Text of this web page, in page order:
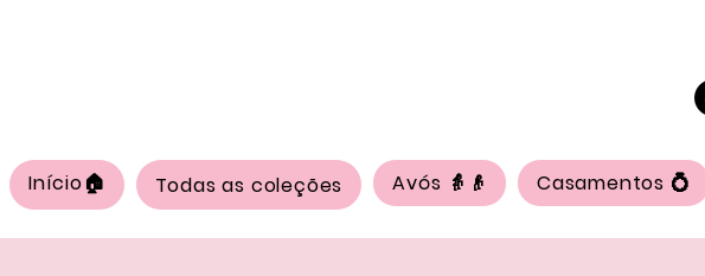
Início🏠 Todas as coleções Avós 👵👴 Casamentos 💍